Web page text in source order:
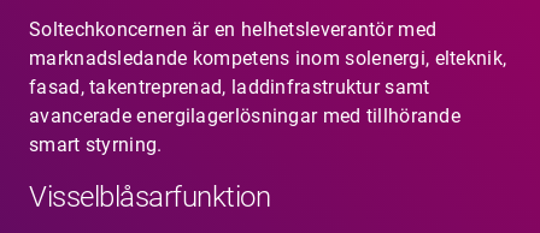
Soltechkoncernen är en helhetsleverantör med
marknadsledande kompetens inom solenergi, elteknik,
fasad, takentreprenad, laddinfrastruktur samt
avancerade energilagerlösningar med tillhörande
smart styrning.
Visselblåsarfunktion